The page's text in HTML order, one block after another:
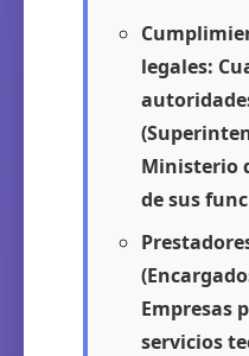
legales:
Ministerio
de sus
Empresas
servicios